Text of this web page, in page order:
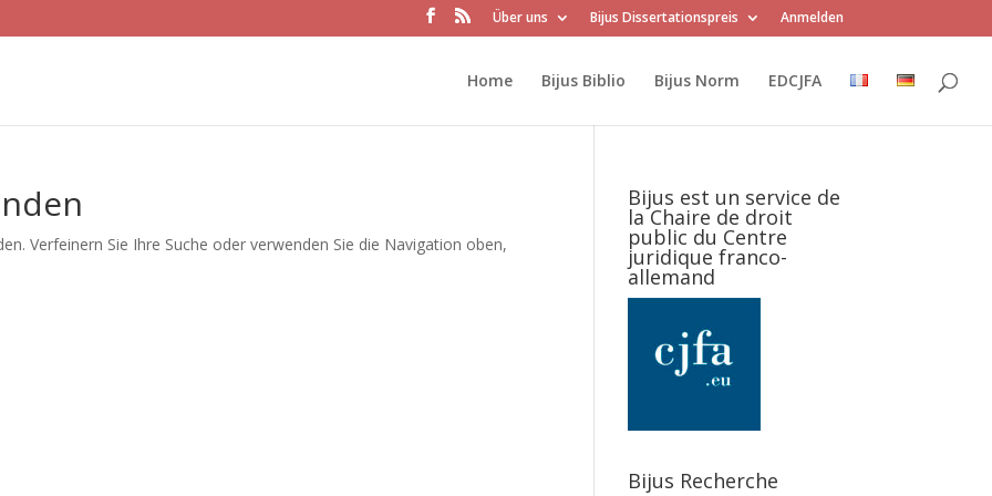
Über uns Bijus Dissertationspreis Anmelden
Home Bijus Biblio Bijus Norm EDCJFA
Verfeinern Sie Ihre Suche oder verwenden Sie die Navigation oben,
Bijus est un service de
la Chaire de droit
public du Centre
juridique franco-
allemand
Bijus Recherche